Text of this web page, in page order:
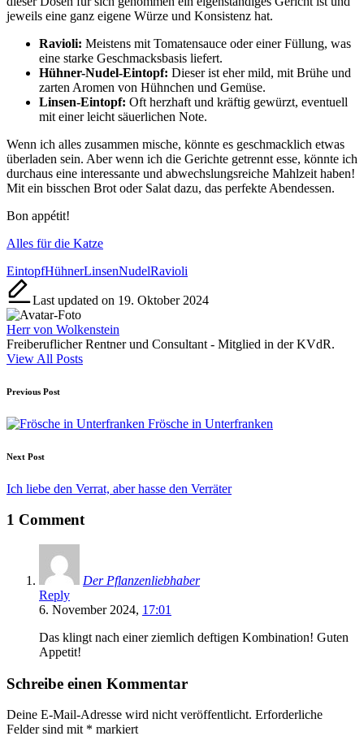
jeweils eine ganz eigene Würze und Konsistenz hat.
Ravioli: Meistens mit Tomatensauce oder einer Füllung, was
eine starke Geschmacksbasis liefert.
Hühner-Nudel-Eintopf: Dieser ist eher mild, mit Brühe und
zarten Aromen von Hühnchen und Gemüse.
Linsen-Eintopf: Oft herzhaft und kräftig gewürzt, eventuell
mit einer leicht säuerlichen Note.
Wenn ich alles zusammen mische, könnte es geschmacklich etwas
überladen sein. Aber wenn ich die Gerichte getrennt esse, könnte ich
durchaus eine interessante und abwechslungsreiche Mahlzeit haben!
Mit ein bisschen Brot oder Salat dazu, das perfekte Abendessen.
Bon appétit!
Alles für die Katze
Tags:
EintopfHühnerLinsenNudelRavioli
Last updated on 19. Oktober 2024
Herr von Wolkenstein
Freiberuflicher Rentner und Consultant - Mitglied in der KVdR.
View All Posts
Post
navigation
Previous Post
Frösche in Unterfranken
Next Post
Ich liebe den Verrat, aber hasse den Verräter
1 Comment
Der Pflanzenliebhaber
Reply
6. November 2024, 17:01
Das klingt nach einer ziemlich deftigen Kombination! Guten
Appetit!
Schreibe einen Kommentar
Deine E-Mail-Adresse wird nicht veröffentlicht. Erforderliche
Felder sind mit * markiert